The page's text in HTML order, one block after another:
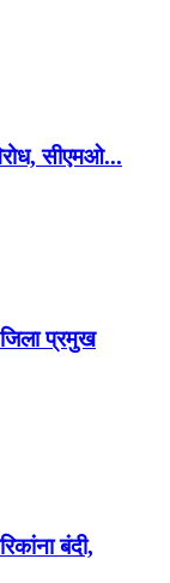
सीएमओ...
प्रमुख
बंदी,